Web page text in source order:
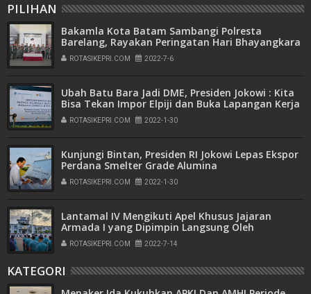
PILIHAN
Bakamla Kota Batam Sambangi Polresta
Barelang, Rayakan Peringatan Hari Bhayangkara
ke-76
ROTASIKEPRI.COM 2022-7-6
Ubah Batu Bara Jadi DME, Presiden Jokowi : Kita
Bisa Tekan Impor Elpiji dan Buka Lapangan Kerja
ROTASIKEPRI.COM 2022-1-30
Kunjungi Bintan, Presiden RI Jokowi Lepas Ekspor
Perdana Smelter Grade Alumina
ROTASIKEPRI.COM 2022-1-30
Lantamal IV Mengikuti Apel Khusus Jajaran
Armada I yang Dipimpin Langsung Oleh
Pangkoarmada I
ROTASIKEPRI.COM 2022-7-14
KATEGORI